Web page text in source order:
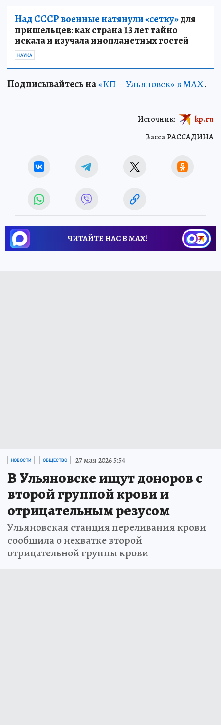
Над СССР военные натянули «сетку»для
пришельцев: как страна 13 лет тайно
искала и изучала инопланетных гостей
НАУКА
Подписывайтесь на«КП – Ульяновск» в MAX.
Васса РАССАДИНА
Источник: kp.ru
ЧИТАЙТЕ НАС В МАХ!
НОВОСТИ ОБЩЕСТВО 27 мая 2026 5:54
В Ульяновске ищут доноров с
второй группой крови и
отрицательным резусом
Ульяновская станция переливания крови
сообщила о нехватке второй
отрицательной группы крови